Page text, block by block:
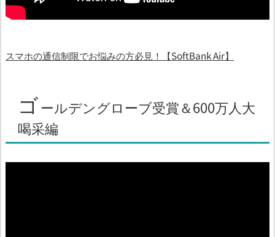
スマホの通信制限でお悩みの方必見！【SoftBank Air】
ゴールデングローブ受賞＆600万人大
喝采編